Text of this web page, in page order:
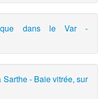
dans le Var -
- Baie vitrée, sur